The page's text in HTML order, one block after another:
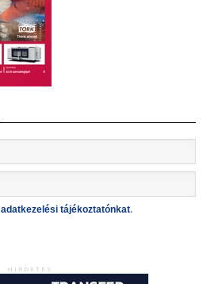
adatkezelési tájékoztatónkat.
HIRDETÉS